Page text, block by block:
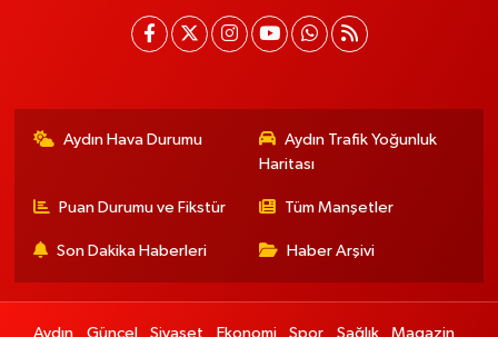
Aydın Hava Durumu
Aydın Trafik Yoğunluk
Haritası
Puan Durumu ve Fikstür Tüm Manşetler
Son Dakika Haberleri Haber Arşivi
Aydın Güncel Siyaset Ekonomi Spor Sağlık Magazin